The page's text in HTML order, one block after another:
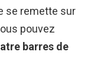
se remette sur
pouvez
barres de